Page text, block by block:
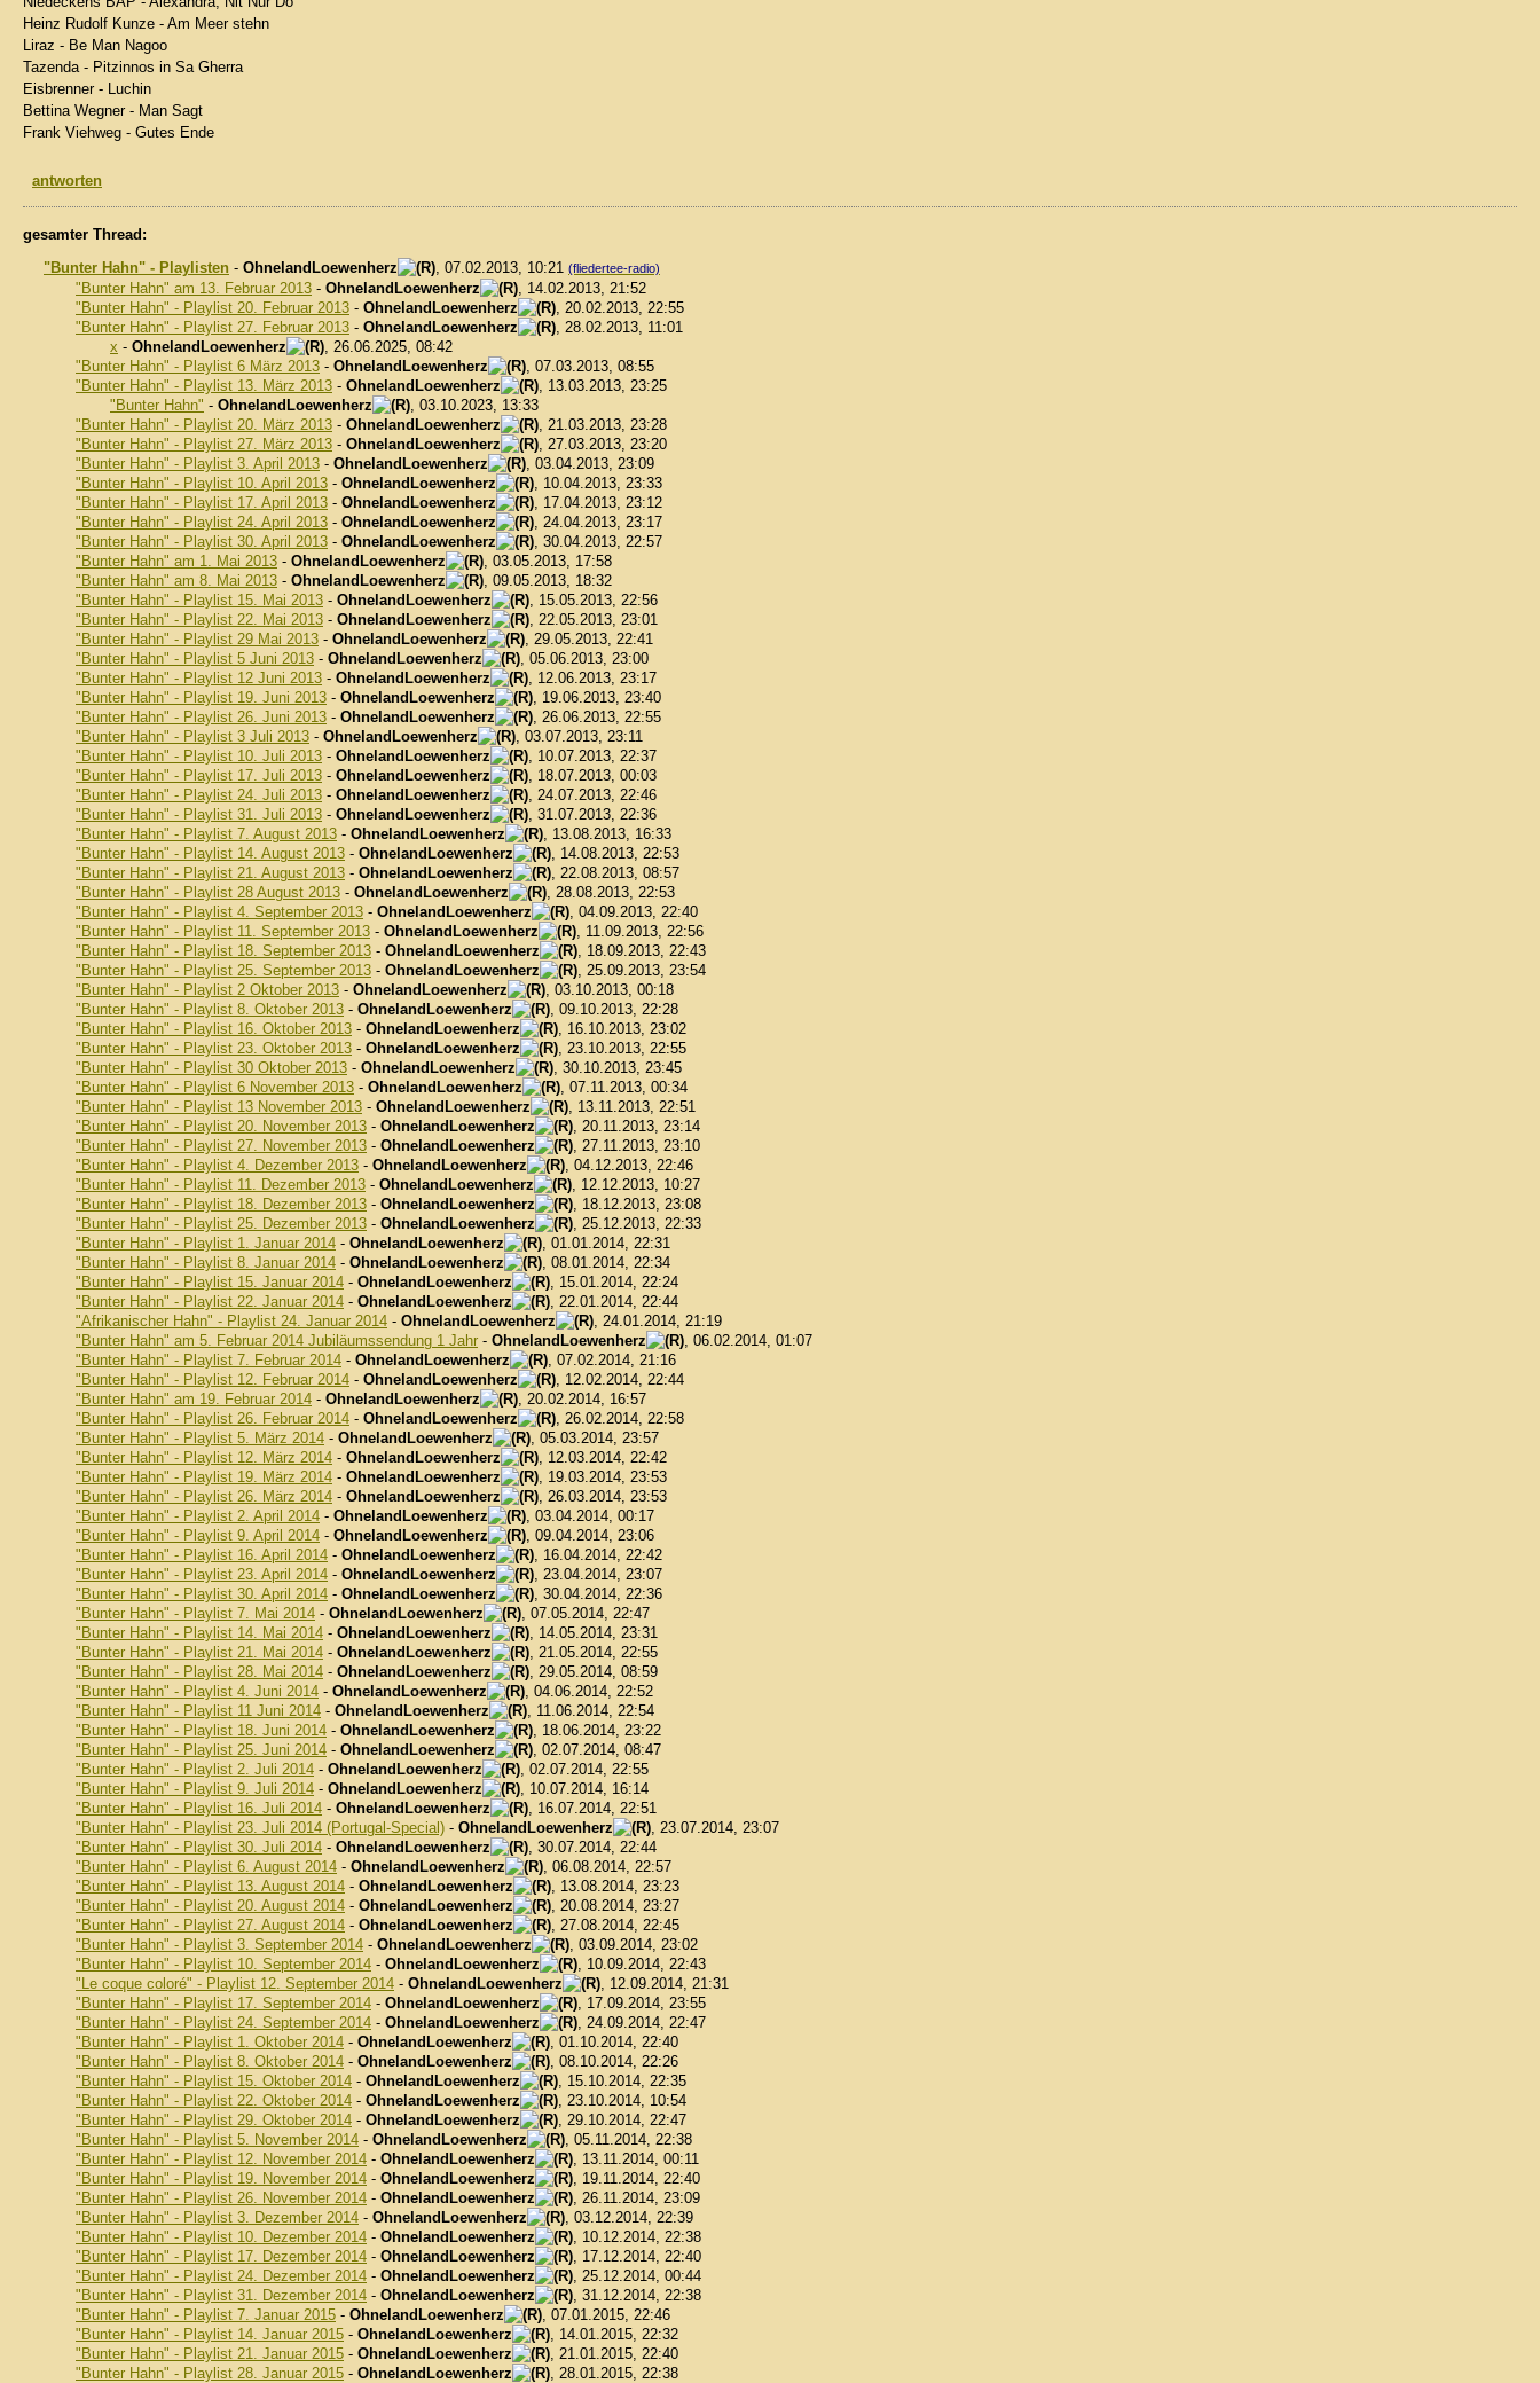
Heinz Rudolf Kunze - Am Meer stehn
Liraz - Be Man Nagoo
Tazenda - Pitzinnos in Sa Gherra
Eisbrenner - Luchin
Bettina Wegner - Man Sagt
Frank Viehweg - Gutes Ende
antworten
gesamter Thread:
"Bunter Hahn" - Playlisten - OhnelandLoewenherz , 07.02.2013, 10:21 (fliedertee-radio)
"Bunter Hahn" am 13. Februar 2013 - OhnelandLoewenherz
, 14.02.2013, 21:52
"Bunter Hahn" - Playlist 20. Februar 2013 - OhnelandLoewenherz
, 20.02.2013, 22:55
"Bunter Hahn" - Playlist 27. Februar 2013 - OhnelandLoewenherz
, 28.02.2013, 11:01
x - OhnelandLoewenherz
, 26.06.2025, 08:42
"Bunter Hahn" - Playlist 6 März 2013 - OhnelandLoewenherz
, 07.03.2013, 08:55
"Bunter Hahn" - Playlist 13. März 2013 - OhnelandLoewenherz
, 13.03.2013, 23:25
"Bunter Hahn" - OhnelandLoewenherz
, 03.10.2023, 13:33
"Bunter Hahn" - Playlist 20. März 2013 - OhnelandLoewenherz
, 21.03.2013, 23:28
"Bunter Hahn" - Playlist 27. März 2013 - OhnelandLoewenherz
, 27.03.2013, 23:20
"Bunter Hahn" - Playlist 3. April 2013 - OhnelandLoewenherz
, 03.04.2013, 23:09
"Bunter Hahn" - Playlist 10. April 2013 - OhnelandLoewenherz
, 10.04.2013, 23:33
"Bunter Hahn" - Playlist 17. April 2013 - OhnelandLoewenherz
, 17.04.2013, 23:12
"Bunter Hahn" - Playlist 24. April 2013 - OhnelandLoewenherz
, 24.04.2013, 23:17
"Bunter Hahn" - Playlist 30. April 2013 - OhnelandLoewenherz
, 30.04.2013, 22:57
"Bunter Hahn" am 1. Mai 2013 - OhnelandLoewenherz
, 03.05.2013, 17:58
"Bunter Hahn" am 8. Mai 2013 - OhnelandLoewenherz
, 09.05.2013, 18:32
"Bunter Hahn" - Playlist 15. Mai 2013 - OhnelandLoewenherz
, 15.05.2013, 22:56
"Bunter Hahn" - Playlist 22. Mai 2013 - OhnelandLoewenherz
, 22.05.2013, 23:01
"Bunter Hahn" - Playlist 29 Mai 2013 - OhnelandLoewenherz
, 29.05.2013, 22:41
"Bunter Hahn" - Playlist 5 Juni 2013 - OhnelandLoewenherz
, 05.06.2013, 23:00
"Bunter Hahn" - Playlist 12 Juni 2013 - OhnelandLoewenherz
, 12.06.2013, 23:17
"Bunter Hahn" - Playlist 19. Juni 2013 - OhnelandLoewenherz
, 19.06.2013, 23:40
"Bunter Hahn" - Playlist 26. Juni 2013 - OhnelandLoewenherz
, 26.06.2013, 22:55
"Bunter Hahn" - Playlist 3 Juli 2013 - OhnelandLoewenherz
, 03.07.2013, 23:11
"Bunter Hahn" - Playlist 10. Juli 2013 - OhnelandLoewenherz
, 10.07.2013, 22:37
"Bunter Hahn" - Playlist 17. Juli 2013 - OhnelandLoewenherz
, 18.07.2013, 00:03
"Bunter Hahn" - Playlist 24. Juli 2013 - OhnelandLoewenherz
, 24.07.2013, 22:46
"Bunter Hahn" - Playlist 31. Juli 2013 - OhnelandLoewenherz
, 31.07.2013, 22:36
"Bunter Hahn" - Playlist 7. August 2013 - OhnelandLoewenherz
, 13.08.2013, 16:33
"Bunter Hahn" - Playlist 14. August 2013 - OhnelandLoewenherz
, 14.08.2013, 22:53
"Bunter Hahn" - Playlist 21. August 2013 - OhnelandLoewenherz
, 22.08.2013, 08:57
"Bunter Hahn" - Playlist 28 August 2013 - OhnelandLoewenherz
, 28.08.2013, 22:53
"Bunter Hahn" - Playlist 4. September 2013 - OhnelandLoewenherz
, 04.09.2013, 22:40
"Bunter Hahn" - Playlist 11. September 2013 - OhnelandLoewenherz
, 11.09.2013, 22:56
"Bunter Hahn" - Playlist 18. September 2013 - OhnelandLoewenherz
, 18.09.2013, 22:43
"Bunter Hahn" - Playlist 25. September 2013 - OhnelandLoewenherz
, 25.09.2013, 23:54
"Bunter Hahn" - Playlist 2 Oktober 2013 - OhnelandLoewenherz
, 03.10.2013, 00:18
"Bunter Hahn" - Playlist 8. Oktober 2013 - OhnelandLoewenherz
, 09.10.2013, 22:28
"Bunter Hahn" - Playlist 16. Oktober 2013 - OhnelandLoewenherz
, 16.10.2013, 23:02
"Bunter Hahn" - Playlist 23. Oktober 2013 - OhnelandLoewenherz
, 23.10.2013, 22:55
"Bunter Hahn" - Playlist 30 Oktober 2013 - OhnelandLoewenherz
, 30.10.2013, 23:45
"Bunter Hahn" - Playlist 6 November 2013 - OhnelandLoewenherz
, 07.11.2013, 00:34
"Bunter Hahn" - Playlist 13 November 2013 - OhnelandLoewenherz
, 13.11.2013, 22:51
"Bunter Hahn" - Playlist 20. November 2013 - OhnelandLoewenherz
, 20.11.2013, 23:14
"Bunter Hahn" - Playlist 27. November 2013 - OhnelandLoewenherz
, 27.11.2013, 23:10
"Bunter Hahn" - Playlist 4. Dezember 2013 - OhnelandLoewenherz
, 04.12.2013, 22:46
"Bunter Hahn" - Playlist 11. Dezember 2013 - OhnelandLoewenherz
, 12.12.2013, 10:27
"Bunter Hahn" - Playlist 18. Dezember 2013 - OhnelandLoewenherz
, 18.12.2013, 23:08
"Bunter Hahn" - Playlist 25. Dezember 2013 - OhnelandLoewenherz
, 25.12.2013, 22:33
"Bunter Hahn" - Playlist 1. Januar 2014 - OhnelandLoewenherz
, 01.01.2014, 22:31
"Bunter Hahn" - Playlist 8. Januar 2014 - OhnelandLoewenherz
, 08.01.2014, 22:34
"Bunter Hahn" - Playlist 15. Januar 2014 - OhnelandLoewenherz
, 15.01.2014, 22:24
"Bunter Hahn" - Playlist 22. Januar 2014 - OhnelandLoewenherz
, 22.01.2014, 22:44
"Afrikanischer Hahn" - Playlist 24. Januar 2014 - OhnelandLoewenherz
, 24.01.2014, 21:19
"Bunter Hahn" am 5. Februar 2014 Jubiläumssendung 1 Jahr - OhnelandLoewenherz
, 06.02.2014, 01:07
"Bunter Hahn" - Playlist 7. Februar 2014 - OhnelandLoewenherz
, 07.02.2014, 21:16
"Bunter Hahn" - Playlist 12. Februar 2014 - OhnelandLoewenherz
, 12.02.2014, 22:44
"Bunter Hahn" am 19. Februar 2014 - OhnelandLoewenherz
, 20.02.2014, 16:57
"Bunter Hahn" - Playlist 26. Februar 2014 - OhnelandLoewenherz
, 26.02.2014, 22:58
"Bunter Hahn" - Playlist 5. März 2014 - OhnelandLoewenherz
, 05.03.2014, 23:57
"Bunter Hahn" - Playlist 12. März 2014 - OhnelandLoewenherz
, 12.03.2014, 22:42
"Bunter Hahn" - Playlist 19. März 2014 - OhnelandLoewenherz
, 19.03.2014, 23:53
"Bunter Hahn" - Playlist 26. März 2014 - OhnelandLoewenherz
, 26.03.2014, 23:53
"Bunter Hahn" - Playlist 2. April 2014 - OhnelandLoewenherz
, 03.04.2014, 00:17
"Bunter Hahn" - Playlist 9. April 2014 - OhnelandLoewenherz
, 09.04.2014, 23:06
"Bunter Hahn" - Playlist 16. April 2014 - OhnelandLoewenherz
, 16.04.2014, 22:42
"Bunter Hahn" - Playlist 23. April 2014 - OhnelandLoewenherz
, 23.04.2014, 23:07
"Bunter Hahn" - Playlist 30. April 2014 - OhnelandLoewenherz
, 30.04.2014, 22:36
"Bunter Hahn" - Playlist 7. Mai 2014 - OhnelandLoewenherz
, 07.05.2014, 22:47
"Bunter Hahn" - Playlist 14. Mai 2014 - OhnelandLoewenherz
, 14.05.2014, 23:31
"Bunter Hahn" - Playlist 21. Mai 2014 - OhnelandLoewenherz
, 21.05.2014, 22:55
"Bunter Hahn" - Playlist 28. Mai 2014 - OhnelandLoewenherz
, 29.05.2014, 08:59
"Bunter Hahn" - Playlist 4. Juni 2014 - OhnelandLoewenherz
, 04.06.2014, 22:52
"Bunter Hahn" - Playlist 11 Juni 2014 - OhnelandLoewenherz
, 11.06.2014, 22:54
"Bunter Hahn" - Playlist 18. Juni 2014 - OhnelandLoewenherz
, 18.06.2014, 23:22
"Bunter Hahn" - Playlist 25. Juni 2014 - OhnelandLoewenherz
, 02.07.2014, 08:47
"Bunter Hahn" - Playlist 2. Juli 2014 - OhnelandLoewenherz
, 02.07.2014, 22:55
"Bunter Hahn" - Playlist 9. Juli 2014 - OhnelandLoewenherz
, 10.07.2014, 16:14
"Bunter Hahn" - Playlist 16. Juli 2014 - OhnelandLoewenherz
, 16.07.2014, 22:51
"Bunter Hahn" - Playlist 23. Juli 2014 (Portugal-Special) - OhnelandLoewenherz
, 23.07.2014, 23:07
"Bunter Hahn" - Playlist 30. Juli 2014 - OhnelandLoewenherz
, 30.07.2014, 22:44
"Bunter Hahn" - Playlist 6. August 2014 - OhnelandLoewenherz
, 06.08.2014, 22:57
"Bunter Hahn" - Playlist 13. August 2014 - OhnelandLoewenherz
, 13.08.2014, 23:23
"Bunter Hahn" - Playlist 20. August 2014 - OhnelandLoewenherz
, 20.08.2014, 23:27
"Bunter Hahn" - Playlist 27. August 2014 - OhnelandLoewenherz
, 27.08.2014, 22:45
"Bunter Hahn" - Playlist 3. September 2014 - OhnelandLoewenherz
, 03.09.2014, 23:02
"Bunter Hahn" - Playlist 10. September 2014 - OhnelandLoewenherz
, 10.09.2014, 22:43
"Le coque coloré" - Playlist 12. September 2014 - OhnelandLoewenherz
, 12.09.2014, 21:31
"Bunter Hahn" - Playlist 17. September 2014 - OhnelandLoewenherz
, 17.09.2014, 23:55
"Bunter Hahn" - Playlist 24. September 2014 - OhnelandLoewenherz
, 24.09.2014, 22:47
"Bunter Hahn" - Playlist 1. Oktober 2014 - OhnelandLoewenherz
, 01.10.2014, 22:40
"Bunter Hahn" - Playlist 8. Oktober 2014 - OhnelandLoewenherz
, 08.10.2014, 22:26
"Bunter Hahn" - Playlist 15. Oktober 2014 - OhnelandLoewenherz
, 15.10.2014, 22:35
"Bunter Hahn" - Playlist 22. Oktober 2014 - OhnelandLoewenherz
, 23.10.2014, 10:54
"Bunter Hahn" - Playlist 29. Oktober 2014 - OhnelandLoewenherz
, 29.10.2014, 22:47
"Bunter Hahn" - Playlist 5. November 2014 - OhnelandLoewenherz
, 05.11.2014, 22:38
"Bunter Hahn" - Playlist 12. November 2014 - OhnelandLoewenherz
, 13.11.2014, 00:11
"Bunter Hahn" - Playlist 19. November 2014 - OhnelandLoewenherz
, 19.11.2014, 22:40
"Bunter Hahn" - Playlist 26. November 2014 - OhnelandLoewenherz
, 26.11.2014, 23:09
"Bunter Hahn" - Playlist 3. Dezember 2014 - OhnelandLoewenherz
, 03.12.2014, 22:39
"Bunter Hahn" - Playlist 10. Dezember 2014 - OhnelandLoewenherz
, 10.12.2014, 22:38
"Bunter Hahn" - Playlist 17. Dezember 2014 - OhnelandLoewenherz
, 17.12.2014, 22:40
"Bunter Hahn" - Playlist 24. Dezember 2014 - OhnelandLoewenherz
, 25.12.2014, 00:44
"Bunter Hahn" - Playlist 31. Dezember 2014 - OhnelandLoewenherz
, 31.12.2014, 22:38
"Bunter Hahn" - Playlist 7. Januar 2015 - OhnelandLoewenherz
, 07.01.2015, 22:46
"Bunter Hahn" - Playlist 14. Januar 2015 - OhnelandLoewenherz
, 14.01.2015, 22:32
"Bunter Hahn" - Playlist 21. Januar 2015 - OhnelandLoewenherz
, 21.01.2015, 22:40
"Bunter Hahn" - Playlist 28. Januar 2015 - OhnelandLoewenherz
, 28.01.2015, 22:38